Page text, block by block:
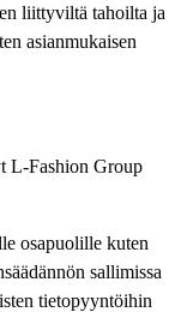
liittyviltä tahoilta ja
asianmukaisen
L-Fashion Group
osapuolille kuten
sallimissa
tietopyyntöihin